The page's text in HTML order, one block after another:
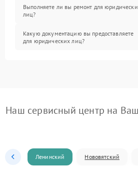
Выполняете ли вы ремонт для
лиц?
Какую документацию вы предоставляете
для юридических лиц?
Наш сервисный центр на
Ленинский Нововятский